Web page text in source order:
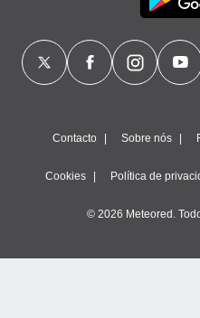
Contacto Sobre nós
Cookies Política de
© 2026 Meteored.